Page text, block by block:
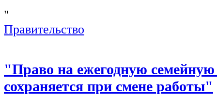
"
Правительство
"Право на ежегодную
сохраняется при смене работы"